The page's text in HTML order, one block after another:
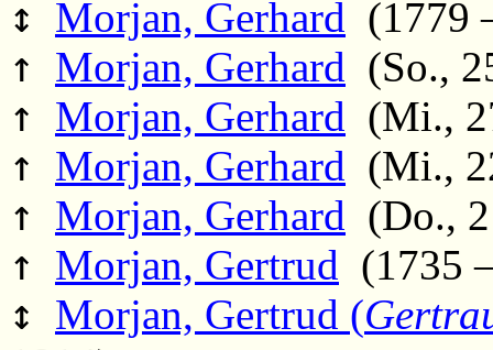
↕ Morjan, Gerhard (1779
↑ Morjan, Gerhard (So.,
↑ Morjan, Gerhard (Mi.,
↑ Morjan, Gerhard (Mi.,
↑ Morjan, Gerhard (Do.,
↑ Morjan, Gertrud (1735
↕ Morjan, Gertrud (